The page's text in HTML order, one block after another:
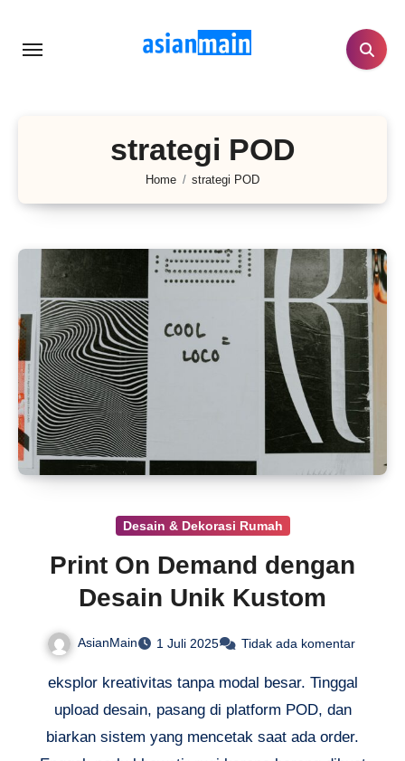
strategi POD
Home strategi POD
Desain & Dekorasi Rumah
Print On Demand dengan
Desain Unik Kustom
AsianMain 1 Juli 2025 Tidak ada komentar
eksplor kreativitas tanpa modal besar. Tinggal
upload desain, pasang di platform POD, dan
biarkan sistem yang mencetak saat ada order.